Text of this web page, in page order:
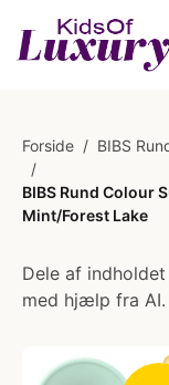
Forside / BIBS
/
BIBS Rund Colour
Mint/Forest Lake
Dele af
med hjælp fra AI.